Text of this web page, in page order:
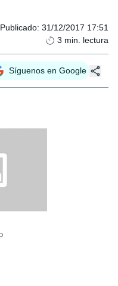
Publicado: 31/12/2017 17:51
3 min. lectura
Síguenos en Google